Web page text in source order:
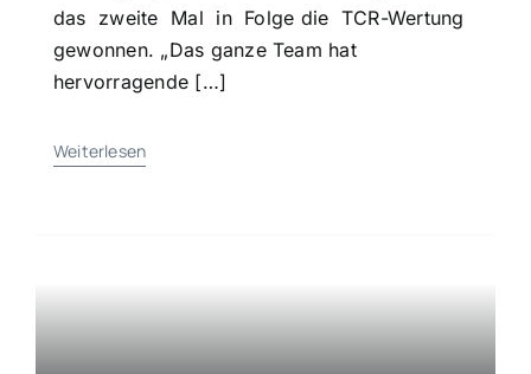
das zweite Mal in Folge die TCR-Wertung
gewonnen. „Das ganze Team hat
hervorragende […]
Weiterlesen